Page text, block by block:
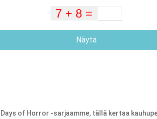
Näytä
of Horror -sarjaamme, tällä kertaa